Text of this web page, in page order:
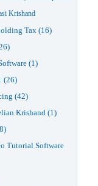
Krishand
Tax (16)
(1)
(26)
(42)
Krishand (1)
Tutorial Software